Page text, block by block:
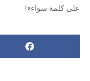
على كلمة سواء»!